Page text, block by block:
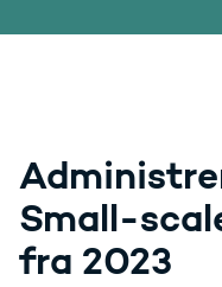
Small-
fra 2023